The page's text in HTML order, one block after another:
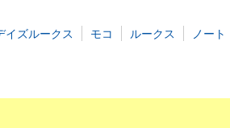
イズルークス モコ ルークス ノート